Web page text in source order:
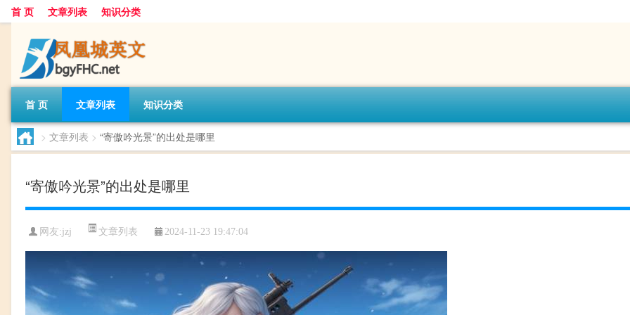
首 页 文章列表 知识分类
首 页 文章列表 知识分类
> 文章列表 > “寄傲吟光景”的出处是哪里
“寄傲吟光景”的出处是哪里
网友:jzj 文章列表 2024-11-23 19:47:04